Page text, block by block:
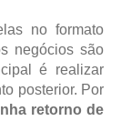
no formato
negócios são
é realizar
posterior. Por
retorno de